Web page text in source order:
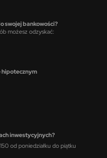
swojej bankowości?
możesz odzyskać:
hipotecznym
inwestycyjnych?
od poniedziałku do piątku